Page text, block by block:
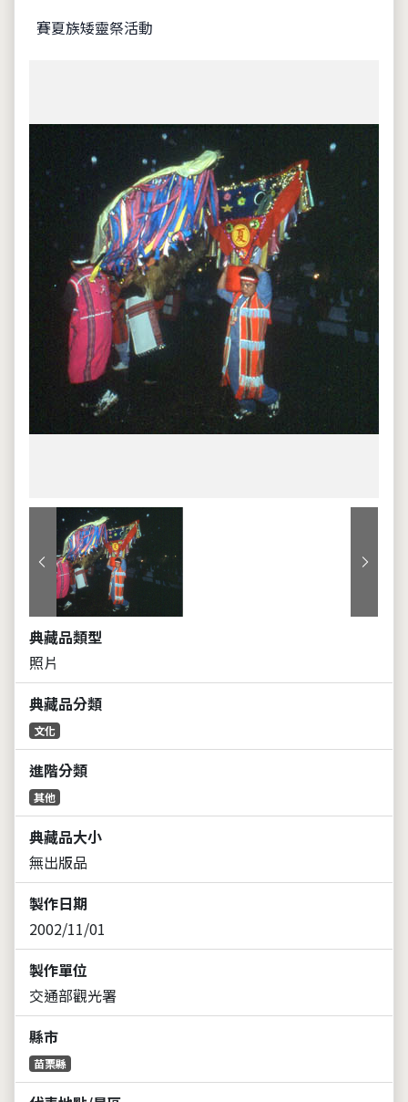
賽夏族矮靈祭活動
上一張 下一張
典藏品類型
照片
典藏品分類
文化
進階分類
其他
典藏品大小
無出版品
製作日期
2002/11/01
製作單位
交通部觀光署
縣市
苗栗縣